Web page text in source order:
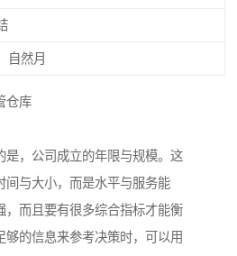
自然月
仓库
是，公司成立的年限与规模。这
间与大小，而是水平与服务能
，而且要有很多综合指标才能衡
够的信息来参考决策时，可以用